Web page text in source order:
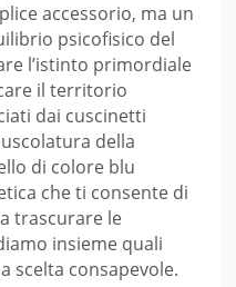
accessorio, ma un
psicofisico del
l’istinto primordiale
il territorio
dai cuscinetti
della
di colore blu
che ti consente di
trascurare le
insieme quali
scelta consapevole.